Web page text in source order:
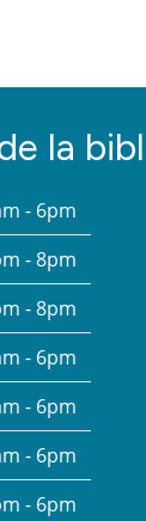
la
- 6pm
- 8pm
- 8pm
- 6pm
- 6pm
- 6pm
- 6pm